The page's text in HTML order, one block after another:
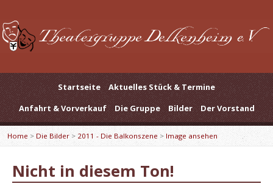
Startseite
Aktuelles Stück & Termine
Anfahrt & Vorverkauf
Die Gruppe Bilder Der Vorstand
Home > Die Bilder> 2011 - Die Balkonszene >Image ansehen
Nicht in diesem Ton!